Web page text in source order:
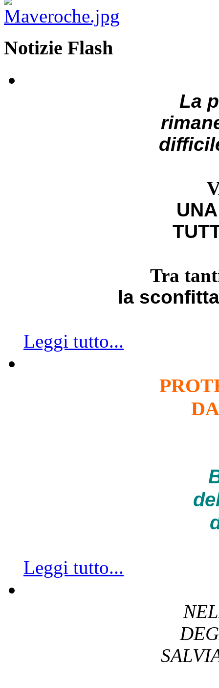
Notizie Flash
La
Tra
la
Leggi tutto...
Leggi tutto...